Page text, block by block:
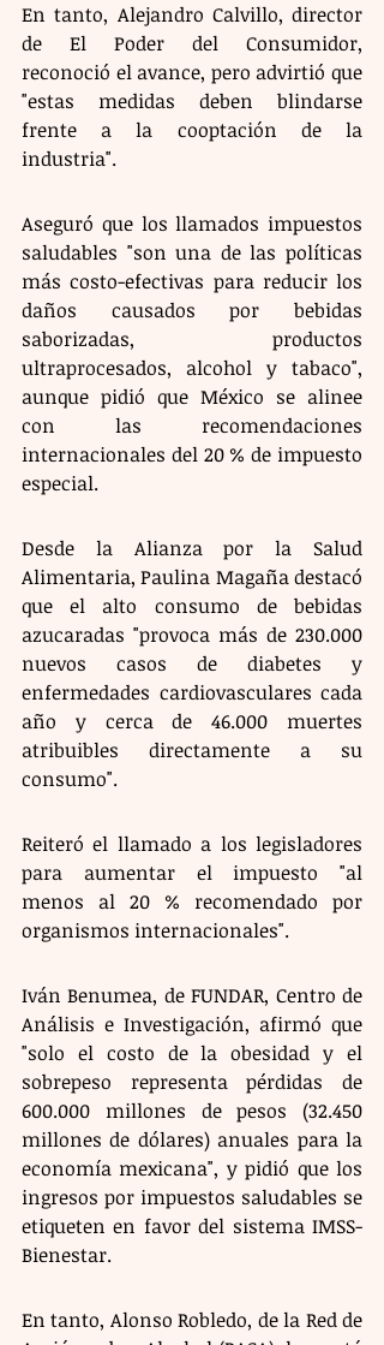
En tanto, Alejandro Calvillo, director
de El Poder del Consumidor,
reconoció el avance, pero advirtió que
"estas medidas deben blindarse
frente a la cooptación de la
industria".
Aseguró que los llamados impuestos
saludables "son una de las políticas
más costo-efectivas para reducir los
daños causados por bebidas
saborizadas, productos
ultraprocesados, alcohol y tabaco",
aunque pidió que México se alinee
con las recomendaciones
internacionales del 20 % de impuesto
especial.
Desde la Alianza por la Salud
Alimentaria, Paulina Magaña destacó
que el alto consumo de bebidas
azucaradas "provoca más de 230.000
nuevos casos de diabetes y
enfermedades cardiovasculares cada
año y cerca de 46.000 muertes
atribuibles directamente a su
consumo".
Reiteró el llamado a los legisladores
para aumentar el impuesto "al
menos al 20 % recomendado por
organismos internacionales".
Iván Benumea, de FUNDAR, Centro de
Análisis e Investigación, afirmó que
"solo el costo de la obesidad y el
sobrepeso representa pérdidas de
600.000 millones de pesos (32.450
millones de dólares) anuales para la
economía mexicana", y pidió que los
ingresos por impuestos saludables se
etiqueten en favor del sistema IMSS-
Bienestar.
En tanto, Alonso Robledo, de la Red de